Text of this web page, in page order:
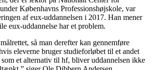
Københavns Professionshøjskole, var
af eux-uddannelsen i 2017. Han mener
eux-uddannelse har et problem.
så man derefter kan gennemføre
eleverne bruger studieforløbet til et andet
et alternativ til hf, bliver uddannelsen ikke